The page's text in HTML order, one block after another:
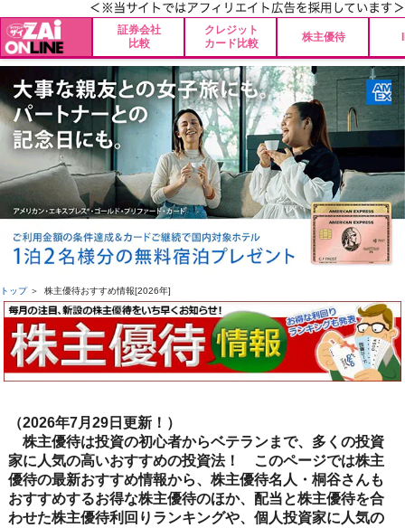
証券会社
比較
クレジット
カード比較
株主優待
トップ＞ 株主優待おすすめ情報[2026年]
（2026年7月29日更新！）
株主優待は投資の初心者からベテランまで、多くの投資
家に人気の高いおすすめの投資法！ このページでは株主
優待の最新おすすめ情報から、株主優待名人・桐谷さんも
おすすめするお得な株主優待のほか、配当と株主優待を合
わせた株主優待利回りランキングや、個人投資家に人気の